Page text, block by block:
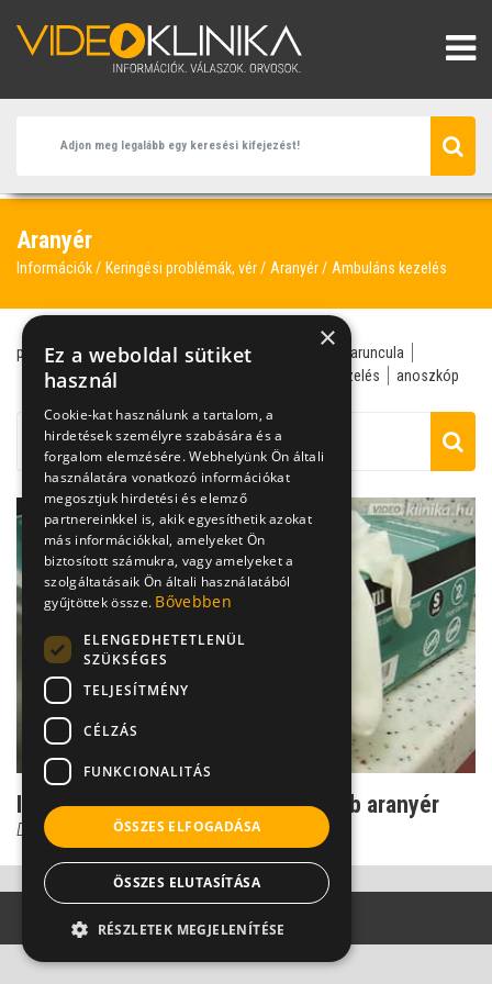
Aranyér
Információk Keringési problémák, vér Aranyér Ambuláns kezelés
proktológus végbél aranyeres krízis
caruncula
daganat
sebész ambuláns kezelés anoszkóp
Ilyen a 4-es stádiumú, legsúlyosabb aranyér
Dr. Csatár Éva
×
Ez a weboldal sütiket
használ
Cookie-kat használunk a tartalom, a
hirdetések személyre szabására és a
forgalom elemzésére. Webhelyünk Ön általi
használatára vonatkozó információkat
megosztjuk hirdetési és elemző
partnereinkkel is, akik egyesíthetik azokat
más információkkal, amelyeket Ön
biztosított számukra, vagy amelyeket a
szolgáltatásaik Ön általi használatából
gyűjtöttek össze. Bővebben
ELENGEDHETETLENÜL
SZÜKSÉGES
TELJESÍTMÉNY
CÉLZÁS
FUNKCIONALITÁS
ÖSSZES ELFOGADÁSA
ÖSSZES ELUTASÍTÁSA
RÉSZLETEK MEGJELENÍTÉSE